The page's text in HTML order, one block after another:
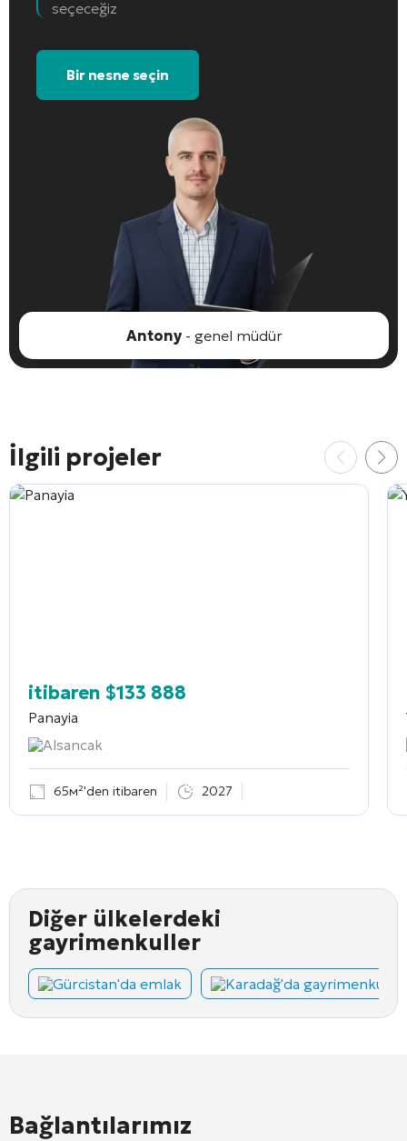
seçeceğiz
Bir nesne seçin
Antony- genel müdür
İlgili projeler
itibaren $133 888
Panayia
Alsancak
65м²'den itibaren 2027
Diğer ülkelerdeki
gayrimenkuller
Gürcistan'da emlak Karadağ'da gayrimenkul
Bağlantılarımız